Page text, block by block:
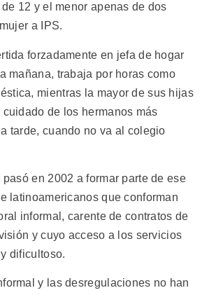
12 y el menor apenas de dos
a IPS.
forzadamente en jefa de hogar
mañana, trabaja por horas como
mientras la mayor de sus hijas
de los hermanos más
tarde, cuando no va al colegio
en 2002 a formar parte de ese
latinoamericanos que conforman
informal, carente de contratos de
y cuyo acceso a los servicios
dificultoso.
y las desregulaciones no han